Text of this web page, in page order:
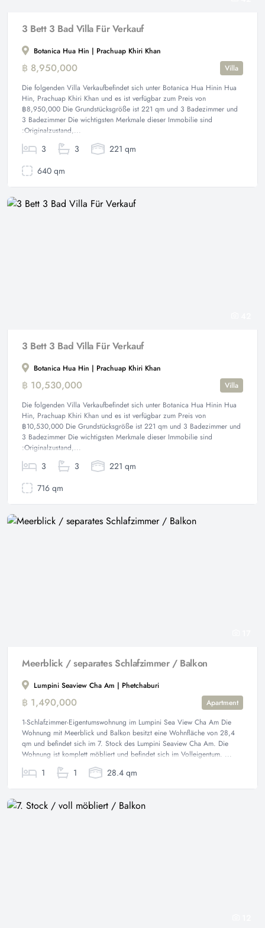
3 Bett 3 Bad Villa Für Verkauf
Botanica Hua Hin | Prachuap Khiri Khan
฿ 8,950,000
Villa
Die folgenden Villa Verkaufbefindet sich unter Botanica Hua Hinin Hua
Hin, Prachuap Khiri Khan und es ist verfügbar zum Preis von
฿8,950,000 Die Grundstücksgröße ist 221 qm und 3 Badezimmer und
3 Badezimmer Die wichtigsten Merkmale dieser Immobilie sind
:Originalzustand,...
3 3
221 qm
640 qm
3 Bett 3 Bad Villa Für Verkauf
Botanica Hua Hin | Prachuap Khiri Khan
฿ 10,530,000
Villa
Die folgenden Villa Verkaufbefindet sich unter Botanica Hua Hinin Hua
Hin, Prachuap Khiri Khan und es ist verfügbar zum Preis von
฿10,530,000 Die Grundstücksgröße ist 221 qm und 3 Badezimmer und
3 Badezimmer Die wichtigsten Merkmale dieser Immobilie sind
:Originalzustand,...
3 3
221 qm
716 qm
Meerblick / separates Schlafzimmer / Balkon
Lumpini Seaview Cha Am | Phetchaburi
฿ 1,490,000
Apartment
1-Schlafzimmer-Eigentumswohnung im Lumpini Sea View Cha Am Die
Wohnung mit Meerblick und Balkon besitzt eine Wohnfläche von 28,4
qm und befindet sich im 7. Stock des Lumpini Seaview Cha Am. Die
Wohnung ist komplett möbliert und befindet sich im Volleigentum. ...
1 1 28.4 qm